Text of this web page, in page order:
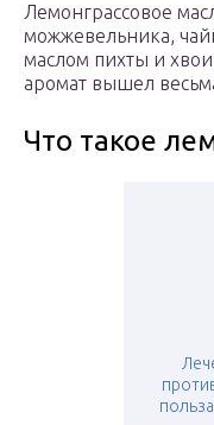
Лемонграссовое
можжевельника,
маслом пихты и
аромат вышел
Что такое